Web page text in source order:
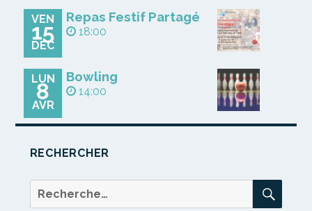
VEN
15
DÉC
Repas Festif Partagé
18:00
LUN
8
AVR
Bowling
14:00
RECHERCHER
Recherche